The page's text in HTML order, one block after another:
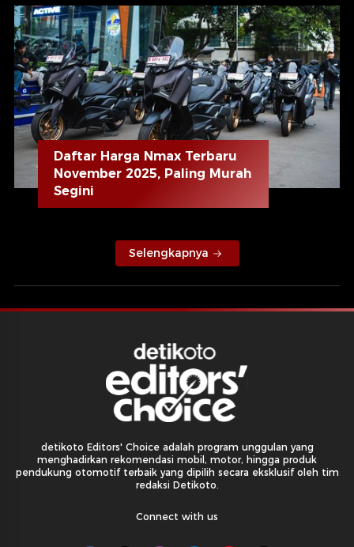
Daftar Harga Nmax Terbaru
November 2025, Paling Murah
Segini
Selengkapnya
detikoto Editors' Choice adalah program unggulan yang
menghadirkan rekomendasi mobil, motor, hingga produk
pendukung otomotif terbaik yang dipilih secara eksklusif oleh tim
redaksi Detikoto.
Connect with us